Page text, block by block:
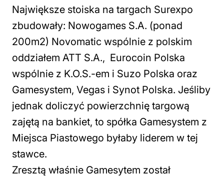
Największe stoiska na targach Surexpo
zbudowały: Nowogames S.A. (ponad
200m2) Novomatic wspólnie z polskim
oddziałem ATT S.A., Eurocoin Polska
wspólnie z K.O.S.-em i Suzo Polska oraz
Gamesystem, Vegas i Synot Polska. Jeśliby
jednak doliczyć powierzchnię targową
zajętą na bankiet, to spółka Gamesystem z
Miejsca Piastowego byłaby liderem w tej
stawce.
Zresztą właśnie Gamesytem został